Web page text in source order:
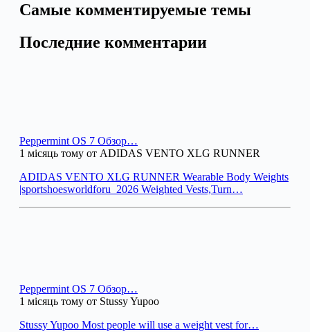
Самые комментируемые темы
Последние комментарии
Peppermint OS 7 Обзор…
1 місяць тому от ADIDAS VENTO XLG RUNNER
ADIDAS VENTO XLG RUNNER Wearable Body Weights
|sportshoesworldforu_2026 Weighted Vests,Turn…
Peppermint OS 7 Обзор…
1 місяць тому от Stussy Yupoo
Stussy Yupoo Most people will use a weight vest for…